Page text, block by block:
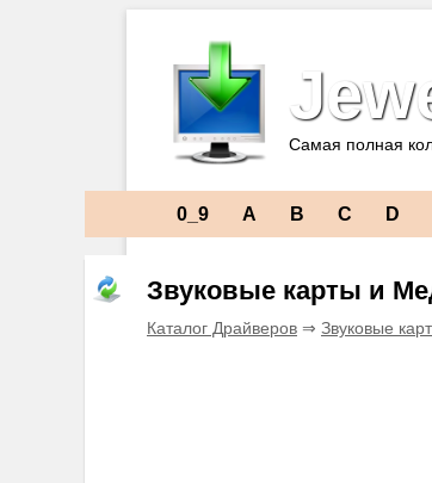
Самая полная
0_9 A B C D
Звуковые карты и
Каталог Драйверов ⇒ Звуковые